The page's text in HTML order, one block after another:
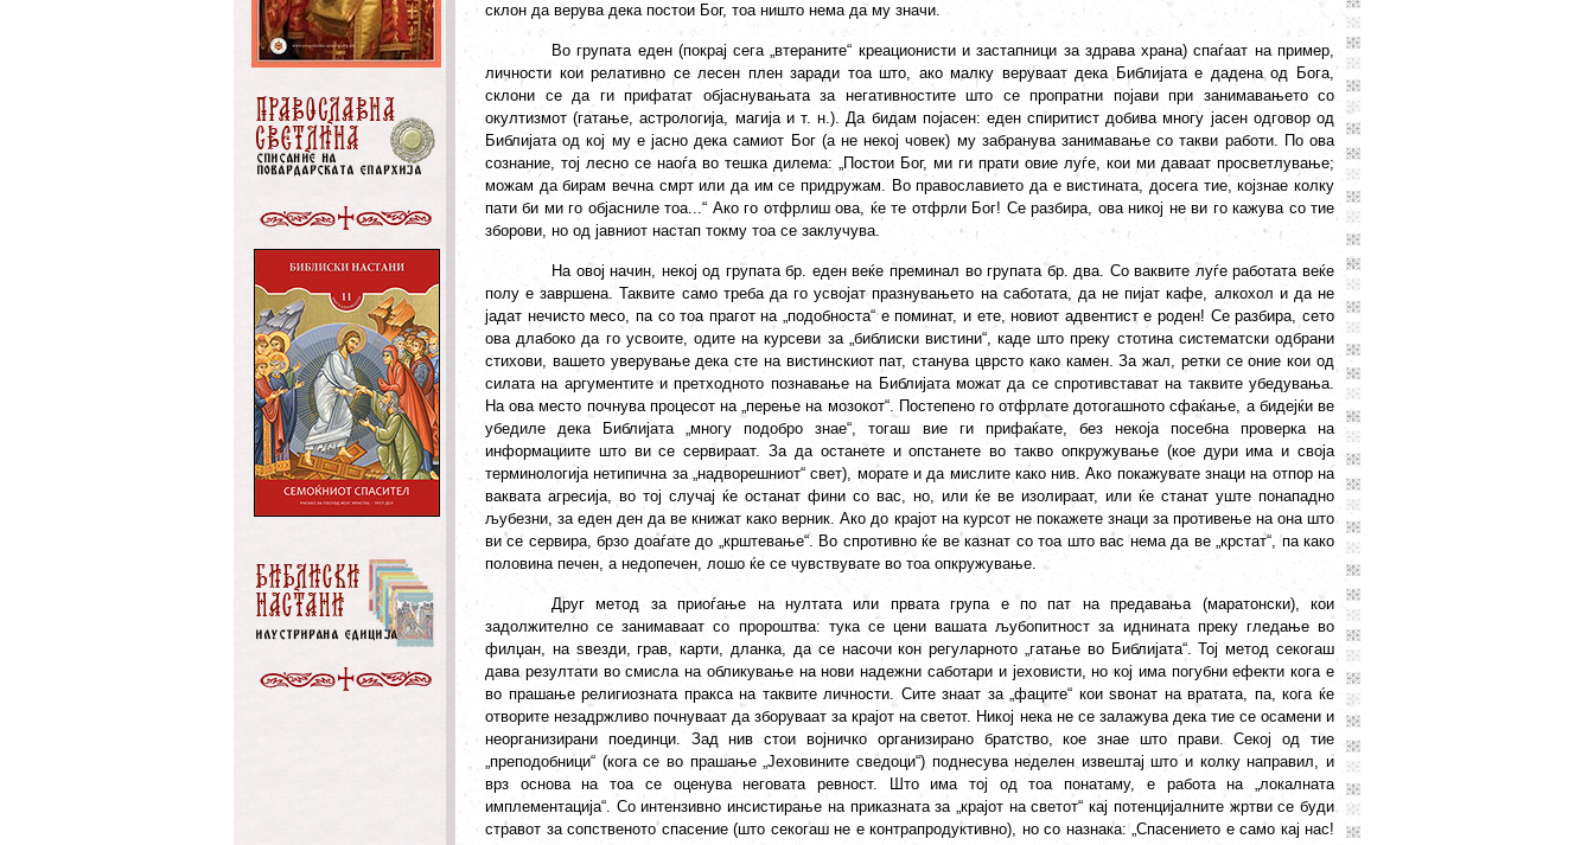
склон да верува дека постои Бог, тоа ништо нема да му значи.
Во групата еден (покрај сега „втераните“ креационисти и застапници за здрава храна) спаѓаат на пример,
личности кои релативно се лесен плен заради тоа што, ако малку веруваат дека Библијата е дадена од Бога,
склони се да ги прифатат објаснувањата за негативностите што се пропратни појави при занимавањето со
окултизмот (гатање, астрологија, магија и т. н.). Да бидам појасен: еден спиритист добива многу јасен одговор од
Библијата од кој му е јасно дека самиот Бог (а не некој човек) му забранува занимавање со такви работи. По ова
сознание, тој лесно се наоѓа во тешка дилема: „Постои Бог, ми ги прати овие луѓе, кои ми даваат просветлување;
можам да бирам вечна смрт или да им се придружам. Во православието да е вистината, досега тие, којзнае колку
пати би ми го објасниле тоа...“ Ако го отфрлиш ова, ќе те отфрли Бог! Се разбира, ова никој не ви го кажува со тие
зборови, но од јавниот настап токму тоа се заклучува.
На овој начин, некој од групата бр. еден веќе преминал во групата бр. два. Со ваквите луѓе работата веќе
полу е завршена. Таквите само треба да го усвојат празнувањето на саботата, да не пијат кафе, алкохол и да не
јадат нечисто месо, па со тоа прагот на „подобноста“ е поминат, и ете, новиот адвентист е роден! Се разбира, сето
ова длабоко да го усвоите, одите на курсеви за „библиски вистини“, каде што преку стотина систематски одбрани
стихови, вашето уверување дека сте на вистинскиот пат, станува цврсто како камен. За жал, ретки се оние кои од
силата на аргументите и претходното познавање на Библијата можат да се спротивстават на таквите убедувања.
На ова место почнува процесот на „перење на мозокот“. Постепено го отфрлате дотогашното сфаќање, а бидејќи ве
убедиле дека Библијата „многу подобро знае“, тогаш вие ги прифаќате, без некоја посебна проверка на
информациите што ви се сервираат. За да останете и опстанете во такво опкружување (кое дури има и своја
терминологија нетипична за „надворешниот“ свет), морате и да мислите како нив. Ако покажувате знаци на отпор на
ваквата агресија, во тој случај ќе останат фини со вас, но, или ќе ве изолираат, или ќе станат уште понападно
љубезни, за еден ден да ве книжат како верник. Ако до крајот на курсот не покажете знаци за противење на она што
ви се сервира, брзо доаѓате до „крштевање“. Во спротивно ќе ве казнат со тоа што вас нема да ве „крстат“, па како
половина печен, а недопечен, лошо ќе се чувствувате во тоа опкружување.
Друг метод за приоѓање на нултата или првата група е по пат на предавања (маратонски), кои
задолжително се занимаваат со пророштва: тука се цени вашата љубопитност за иднината преку гледање во
филџан, на ѕвезди, грав, карти, дланка, да се насочи кон регуларното „гатање во Библијата“. Тој метод секогаш
дава резултати во смисла на обликување на нови надежни саботари и јеховисти, но кој има погубни ефекти кога е
во прашање религиозната пракса на таквите личности. Сите знаат за „фаците“ кои ѕвонат на вратата, па, кога ќе
отворите незадржливо почнуваат да зборуваат за крајот на светот. Никој нека не се залажува дека тие се осамени и
неорганизирани поединци. Зад нив стои војничко организирано братство, кое знае што прави. Секој од тие
„преподобници“ (кога се во прашање „Јеховините сведоци“) поднесува неделен извештај што и колку направил, и
врз основа на тоа се оценува неговата ревност. Што има тој од тоа понатаму, е работа на „локалната
имплементација“. Со интензивно инсистирање на приказната за „крајот на светот“ кај потенцијалните жртви се буди
стравот за сопственото спасение (што секогаш не е контрапродуктивно), но со назнака: „Спасението е само кај нас!